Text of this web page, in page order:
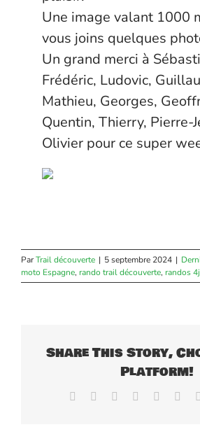
Une image valant 1000
vous joins quelques
Un grand merci à
Frédéric, Ludovic,
Mathieu, Georges,
Quentin, Thierry, Pierre-
Olivier pour ce super
ParTrail découverte | 5 septembre 2024 |
moto Espagne, rando trail découverte, randos 4j
Share This Story,
Platform!
Facebook Reddit LinkedIn